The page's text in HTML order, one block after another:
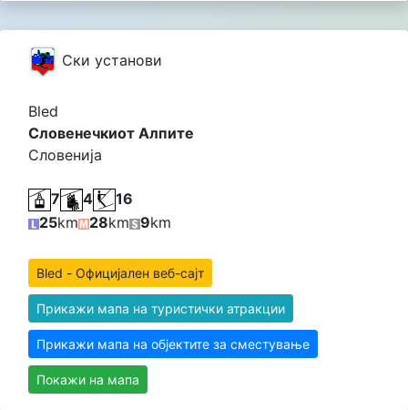
Cки установи
Bled
Словенечкиот Алпите
Словенија
7 4
16
25km 28km 9km
Bled - Официјален веб-сајт
Прикажи мапа на туристички атракции
Прикажи мапа на објектите за сместување
Покажи на мапа